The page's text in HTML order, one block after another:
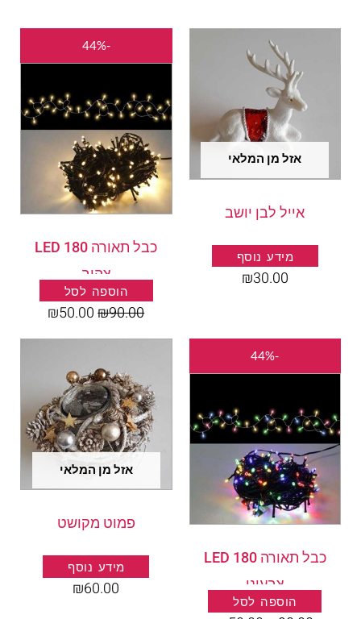
אזל מן המלאי
אייל לבן יושב
מידע נוסף
₪30.00
-44%
כבל תאורה 180 LED
צהוב
הוספה לסל
₪90.00
המחיר
המקורי
₪90.00.
₪50.00
₪50.00.
-44%
כבל תאורה 180 LED
צבעוני
הוספה לסל
המחיר
המקורי
₪90.00.
אזל מן המלאי
פמוט מקושט
מידע נוסף
₪60.00